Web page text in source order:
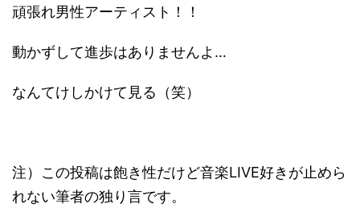
頑張れ男性アーティスト！！
動かずして進歩はありませんよ…
なんてけしかけて見る（笑）
注）この投稿は飽き性だけど音楽LIVE好きが止めら
れない筆者の独り言です。